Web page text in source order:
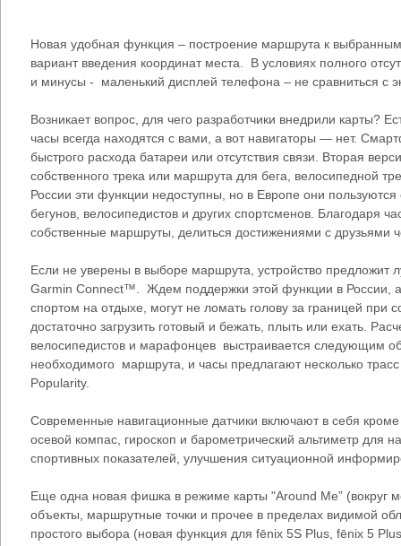
Новая удобная функция – построение маршрута к выбранным
вариант введения координат места. В условиях полного
и минусы - маленький дисплей телефона – не сравниться с
Возникает вопрос, для чего разработчики внедрили карты?
часы всегда находятся с вами, а вот навигаторы — нет.
быстрого расхода батареи или отсутствия связи. Вторая
собственного трека или маршрута для бега, велосипедной
России эти функции недоступны, но в Европе они
бегунов, велосипедистов и других спортсменов. Благодаря
собственные маршруты, делиться достижениями с друзьями
Если не уверены в выборе маршрута, устройство предложит
Garmin Connect™. Ждем поддержки этой функции в России,
спортом на отдыхе, могут не ломать голову за границей при
достаточно загрузить готовый и бежать, плыть или ехать.
велосипедистов и марафонцев выстраивается следующим
необходимого маршрута, и часы предлагают несколько
Popularity.
Современные навигационные датчики включают в себя кроме
осевой компас, гироскоп и барометрический альтиметр для
спортивных показателей, улучшения ситуационной
Еще одна новая фишка в режиме карты "Around Me” (вокруг
объекты, маршрутные точки и прочее в пределах видимой
простого выбора (новая функция для fēnix 5S Plus, fēnix 5